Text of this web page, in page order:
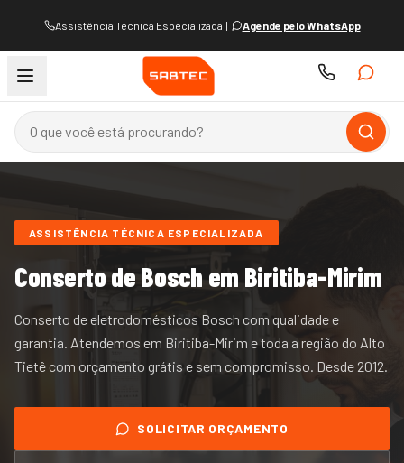
Assistência Técnica Especializada | Agende pelo WhatsApp
ASSISTÊNCIA TÉCNICA ESPECIALIZADA
Conserto deBoschem Biritiba-Mirim
Conserto de eletrodomésticos Bosch com qualidade e
garantia. Atendemos em Biritiba-Mirim etoda a região do Alto
Tietêcom orçamento grátis e sem compromisso. Desde 2012.
SOLICITAR ORÇAMENTO